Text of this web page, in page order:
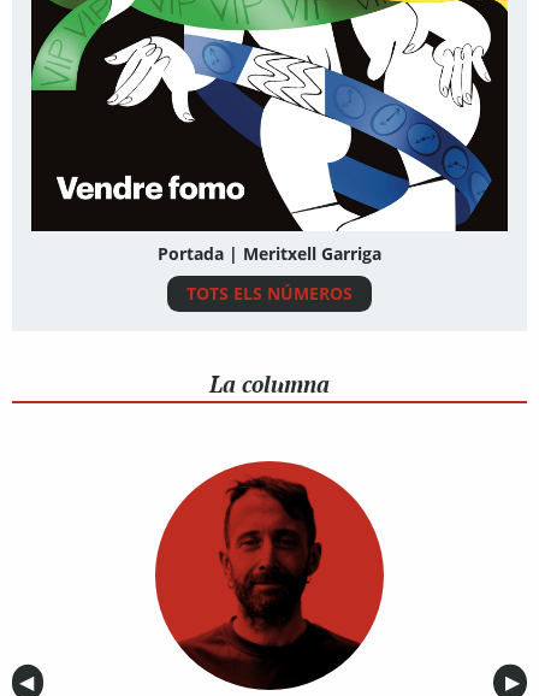
Portada | Meritxell Garriga
TOTS ELS NÚMEROS
La columna
Anterior
◀︎ ▶︎